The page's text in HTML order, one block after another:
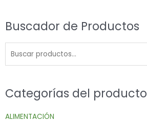
Buscador de Productos
Categorías del producto
ALIMENTACIÓN